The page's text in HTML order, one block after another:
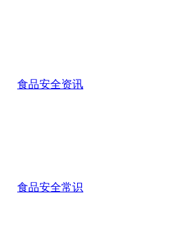
食品安全资讯
食品安全常识